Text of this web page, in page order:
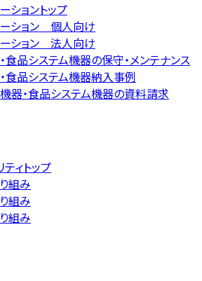
ショントップ
ーション 個人向け
ーション 法人向け
食品システム機器の保守・メンテナンス
食品システム機器納入事例
器・食品システム機器の資料請求
ィトップ
組み
組み
組み